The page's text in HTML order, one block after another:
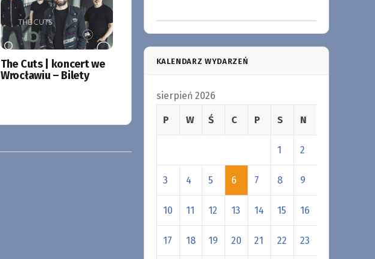
The Cuts | koncert we
Wrocławiu – Bilety
KALENDARZ WYDARZEŃ
sierpień 2026
P W Ś C P S N
1 2
3 4 5 6 7 8 9
10 11 12 13 14 15 16
17 18 19 20 21 22 23